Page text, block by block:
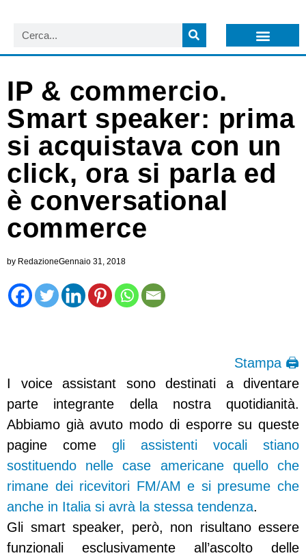
IP & commercio.
Smart speaker: prima
si acquistava con un
click, ora si parla ed
è conversational
commerce
by RedazioneGennaio 31, 2018
Stampa 🖨
I voice assistant sono destinati a diventare
parte integrante della nostra quotidianità.
Abbiamo già avuto modo di esporre su queste
pagine come gli assistenti vocali stiano
sostituendo nelle case americane quello che
rimane dei ricevitori FM/AM e si presume che
anche in Italia si avrà la stessa tendenza.
Gli smart speaker, però, non risultano essere
funzionali esclusivamente all’ascolto delle